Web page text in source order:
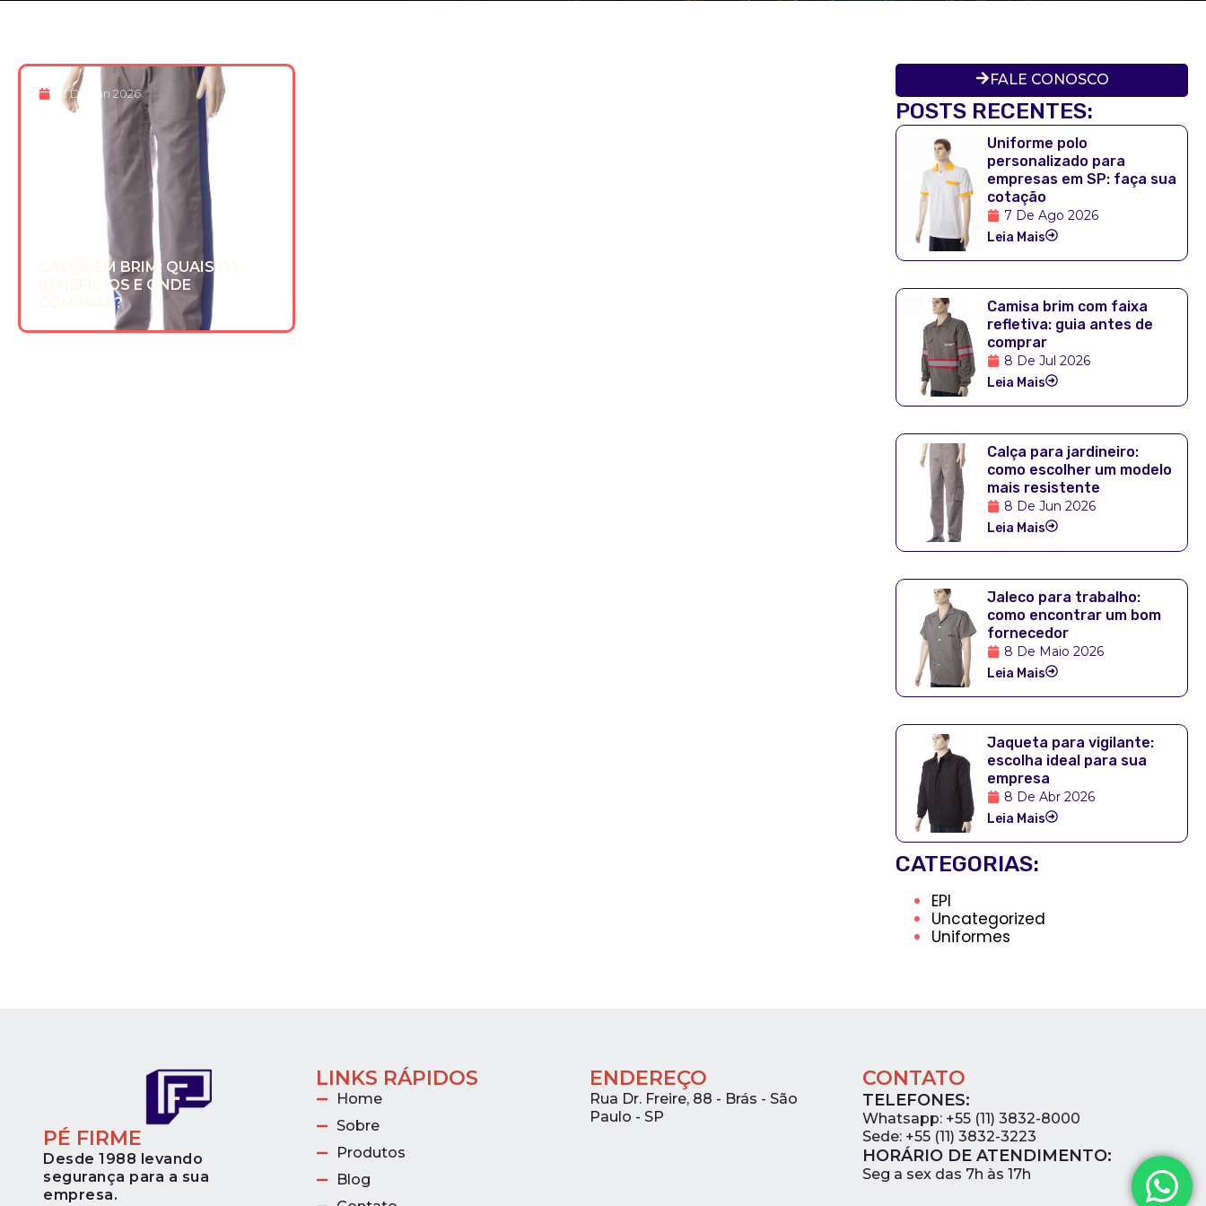
22 De Jan 2026
CALÇA EM BRIM: QUAIS OS
BENEFÍCIOS E ONDE
COMPRAR?
FALE CONOSCO
POSTS RECENTES:
Uniforme polo
personalizado para
empresas em SP: faça sua
cotação
7 De Ago 2026
Leia Mais
Camisa brim com faixa
refletiva: guia antes de
comprar
8 De Jul 2026
Leia Mais
Calça para jardineiro:
como escolher um modelo
mais resistente
8 De Jun 2026
Leia Mais
Jaleco para trabalho:
como encontrar um bom
fornecedor
8 De Maio 2026
Leia Mais
Jaqueta para vigilante:
escolha ideal para sua
empresa
8 De Abr 2026
Leia Mais
CATEGORIAS:
EPI
Uncategorized
Uniformes
PÉ FIRME
Desde 1988 levando
segurança para a sua
empresa.
LINKS RÁPIDOS
Home
Sobre
Produtos
Blog
ENDEREÇO
Rua Dr. Freire, 88 - Brás - São
Paulo - SP
CONTATO
TELEFONES:
Whatsapp: +55 (11) 3832-8000
Sede: +55 (11) 3832-3223
HORÁRIO DE ATENDIMENTO:
Seg a sex das 7h às 17h
0